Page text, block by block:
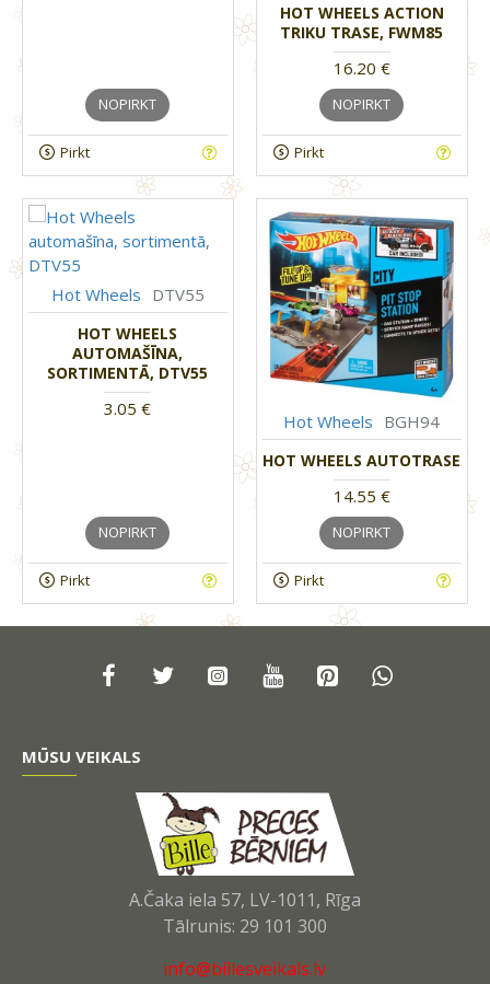
NOPIRKT
Pirkt
HOT WHEELS ACTION
TRIKU TRASE, FWM85
16.20 €
NOPIRKT
Pirkt
Hot Wheels DTV55
HOT WHEELS
AUTOMAŠĪNA,
SORTIMENTĀ, DTV55
3.05 €
NOPIRKT
Pirkt
Hot Wheels BGH94
HOT WHEELS AUTOTRASE
14.55 €
NOPIRKT
Pirkt
MŪSU VEIKALS
A.Čaka iela 57, LV-1011, Rīga
Tālrunis: 29 101 300
info@billesveikals.lv